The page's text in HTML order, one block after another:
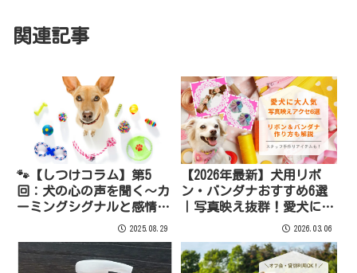
関連記事
🐾【しつけコラム】第5
回：犬の心の声を聞く〜カ
ーミングシグナルと感情の
読み方〜【井野めぐみ｜犬
ンコーチ】
2025.08.29
【2026年最新】犬用リボ
ン・バンダナおすすめ6選
｜写真映え抜群！愛犬に大
人気アクセ＆スタッフ手作
2026.03.06